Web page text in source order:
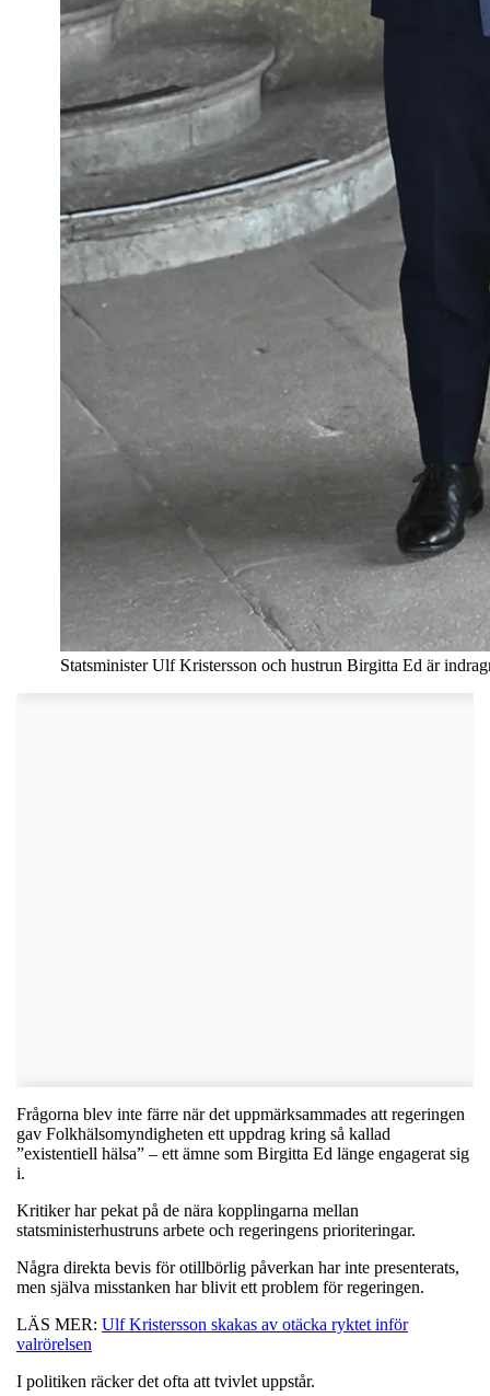
Statsminister Ulf Kristersson och hustrun Birgitta Ed är
Frågorna blev inte färre när det uppmärksammades att regeringen
gav Folkhälsomyndigheten ett uppdrag kring så kallad
”existentiell hälsa” – ett ämne som Birgitta Ed länge engagerat sig
i.
Kritiker har pekat på de nära kopplingarna mellan
statsministerhustruns arbete och regeringens prioriteringar.
Några direkta bevis för otillbörlig påverkan har inte presenterats,
men själva misstanken har blivit ett problem för regeringen.
LÄS MER: Ulf Kristersson skakas av otäcka ryktet inför
valrörelsen
I politiken räcker det ofta att tvivlet uppstår.